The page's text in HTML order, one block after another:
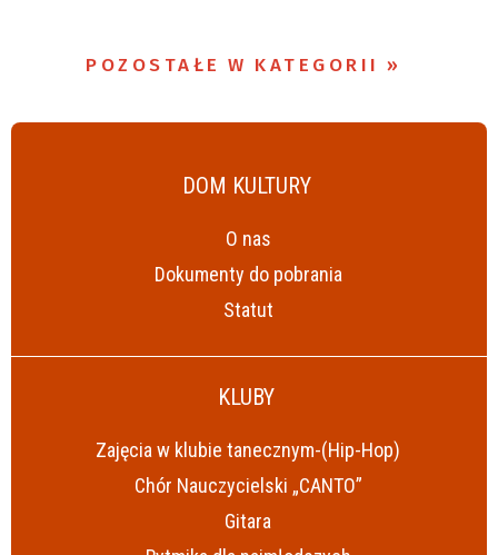
POZOSTAŁE W KATEGORII
DOM KULTURY
O nas
Dokumenty do pobrania
Statut
KLUBY
Zajęcia w klubie tanecznym-(Hip-Hop)
Chór Nauczycielski „CANTO”
Gitara